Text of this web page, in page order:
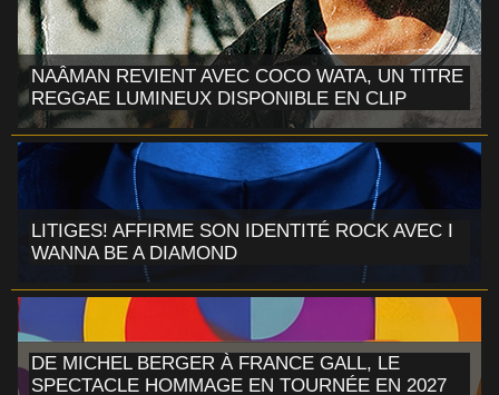
NAÂMAN REVIENT AVEC COCO WATA, UN TITRE
REGGAE LUMINEUX DISPONIBLE EN CLIP
LITIGES! AFFIRME SON IDENTITÉ ROCK AVEC I
WANNA BE A DIAMOND
DE MICHEL BERGER À FRANCE GALL, LE
SPECTACLE HOMMAGE EN TOURNÉE EN 2027